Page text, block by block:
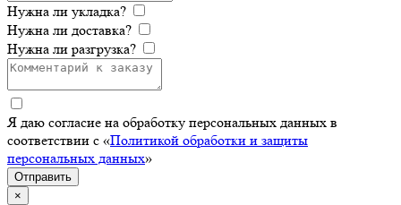
Нужна ли укладка?
Нужна ли доставка?
Нужна ли разгрузка?
Я даю согласие на обработку персональных данных в
соответствии с «Политикой обработки и защиты
персональных данных»
Отправить
×